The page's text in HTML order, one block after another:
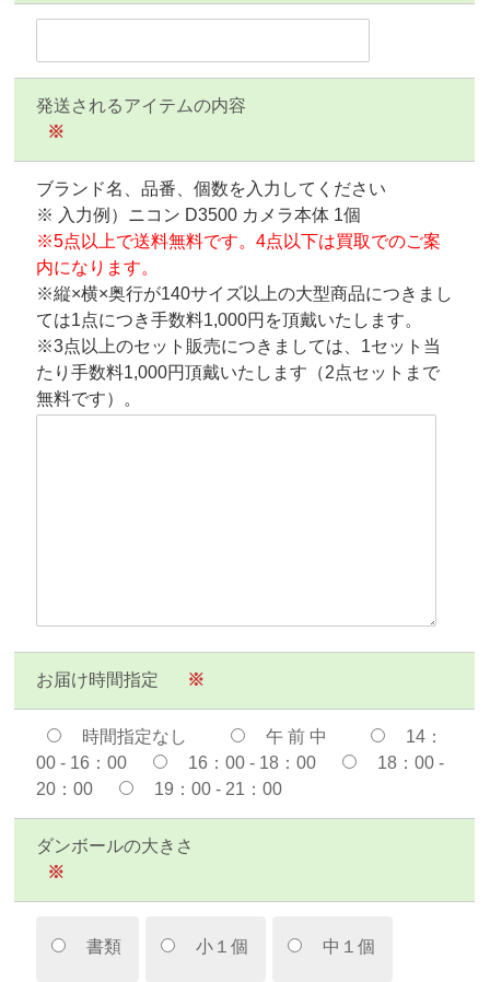
発送されるアイテムの内容
※
ブランド名、品番、個数を入力してください
※ 入力例）ニコン D3500 カメラ本体 1個
※5点以上で送料無料です。4点以下は買取でのご案
内になります。
※縦×横×奥行が140サイズ以上の大型商品につきまし
ては1点につき手数料1,000円を頂戴いたします。
※3点以上のセット販売につきましては、1セット当
たり手数料1,000円頂戴いたします（2点セットまで
無料です）。
お届け時間指定 ※
時間指定なし 午 前 中
14：
00 - 16：00
16：00 - 18：00
18：00 -
20：00
19：00 - 21：00
ダンボールの大きさ
※
書類 小１個 中１個